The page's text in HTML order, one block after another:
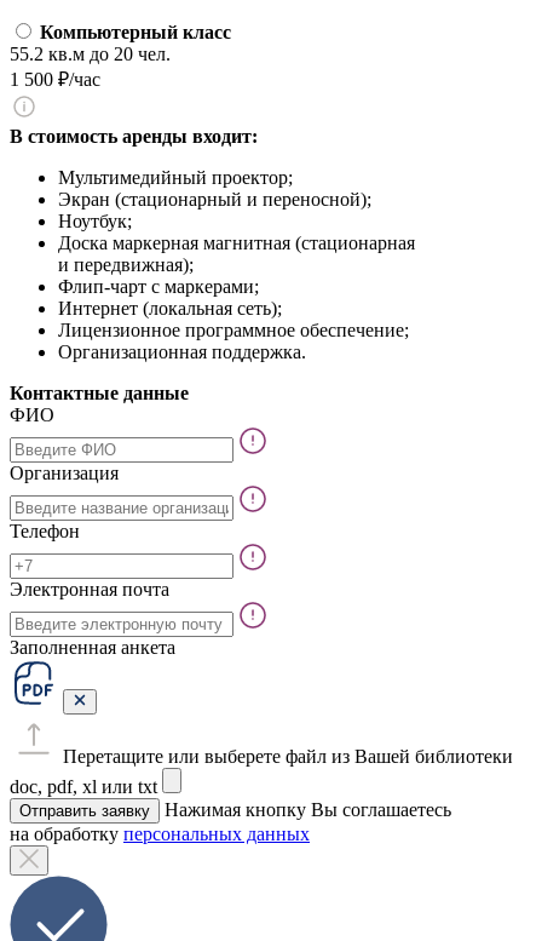
Компьютерный класс
55.2 кв.м до 20 чел.
1 500 ₽/час
В стоимость аренды входит:
Мультимедийный проектор;
Экран (стационарный и переносной);
Ноутбук;
Доска маркерная магнитная (стационарная
и передвижная);
Флип-чарт с маркерами;
Интернет (локальная сеть);
Лицензионное программное обеспечение;
Организационная поддержка.
Контактные данные
ФИО
Организация
Телефон
Электронная почта
Заполненная анкета
Перетащите или выберете файл из Вашей библиотеки
doc, pdf, xl или txt
Отправить заявку
Нажимая кнопку Вы соглашаетесь
на обработку персональных данных